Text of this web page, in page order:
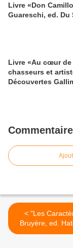
Livre «Don
Guareschi, ed. Du
Livre «Au cœur
chasseurs et
Découvertes
< "Les Caractères" La
Bruyère, ed.